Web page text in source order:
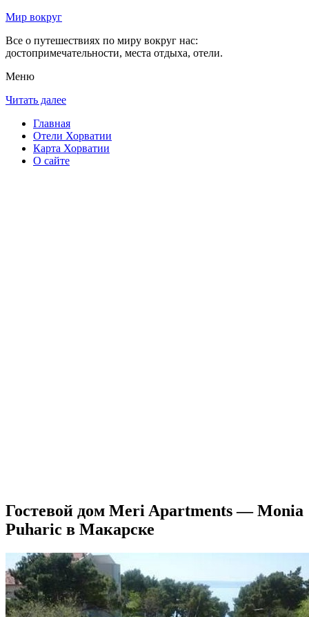
Мир вокруг
Все о путешествиях по миру вокруг нас:
достопримечательности, места отдыха, отели.
Меню
Читать далее
Главная
Отели Хорватии
Карта Хорватии
О сайте
Гостевой дом Meri Apartments — Monia
Puharic в Макарске